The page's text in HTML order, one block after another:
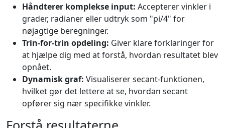
Håndterer komplekse input: Accepterer vinkler i
grader, radianer eller udtryk som "pi/4" for
nøjagtige beregninger.
Trin-for-trin opdeling: Giver klare forklaringer for
at hjælpe dig med at forstå, hvordan resultatet blev
opnået.
Dynamisk graf: Visualiserer secant-funktionen,
hvilket gør det lettere at se, hvordan secant
opfører sig nær specifikke vinkler.